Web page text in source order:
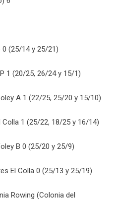
0 (25/14 y 25/21)
1 (20/25, 26/24 y 15/1)
A 1 (22/25, 25/20 y 15/10)
1 (25/22, 18/25 y 16/14)
B 0 (25/20 y 25/9)
El Colla 0 (25/13 y 25/19)
Rowing (Colonia del